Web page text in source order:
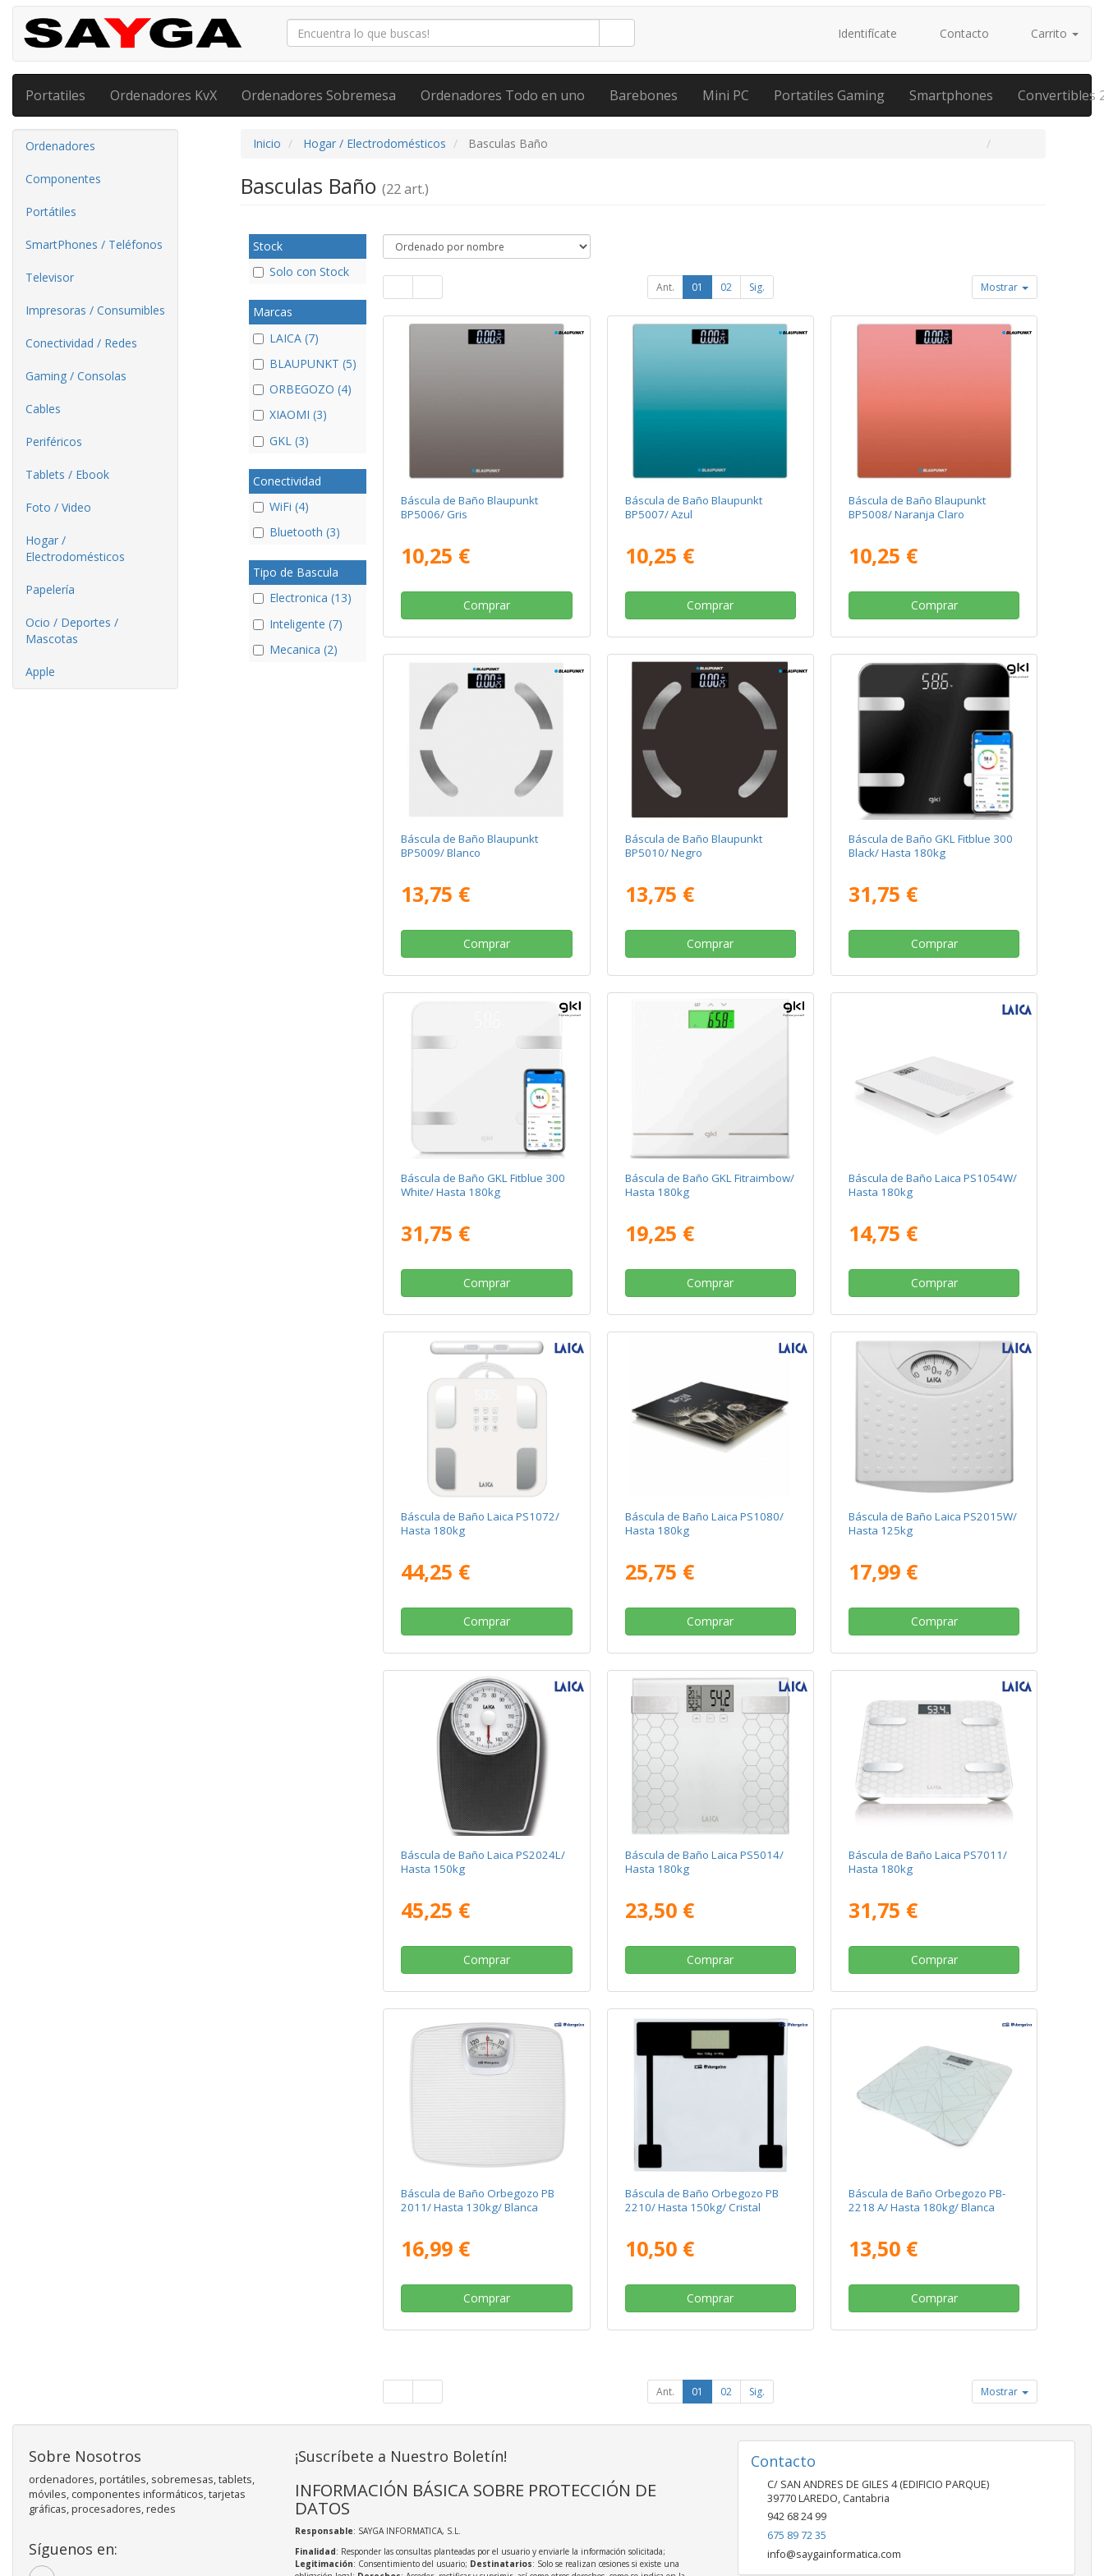
Identifícate Contacto Carrito
Portatiles Ordenadores KvX Ordenadores Sobremesa Ordenadores Todo en uno Barebones Mini PC Portatiles Gaming Smartphones Convertibles
Ordenadores
Componentes
Portátiles
SmartPhones / Teléfonos
Televisor
Impresoras / Consumibles
Conectividad / Redes
Gaming / Consolas
Cables
Periféricos
Tablets / Ebook
Foto / Video
Hogar /
Electrodomésticos
Papelería
Ocio / Deportes /
Mascotas
Apple
Inicio Hogar / Electrodomésticos Basculas Baño
Basculas Baño (22 art.)
Stock
Solo con Stock
Marcas
LAICA (7)
BLAUPUNKT (5)
ORBEGOZO (4)
XIAOMI (3)
GKL (3)
Conectividad
WiFi (4)
Bluetooth (3)
Tipo de Bascula
Electronica (13)
Inteligente (7)
Mecanica (2)
Ant. 01 02 Sig. Mostrar
Báscula de Baño Blaupunkt
BP5006/ Gris
10,25 €
Comprar
Báscula de Baño Blaupunkt
BP5007/ Azul
10,25 €
Comprar
Báscula de Baño Blaupunkt
BP5008/ Naranja Claro
10,25 €
Comprar
Báscula de Baño Blaupunkt
BP5009/ Blanco
13,75 €
Comprar
Báscula de Baño Blaupunkt
BP5010/ Negro
13,75 €
Comprar
Báscula de Baño GKL Fitblue 300
Black/ Hasta 180kg
31,75 €
Comprar
Báscula de Baño GKL Fitblue 300
White/ Hasta 180kg
31,75 €
Comprar
Báscula de Baño GKL Fitraimbow/
Hasta 180kg
19,25 €
Comprar
Báscula de Baño Laica PS1054W/
Hasta 180kg
14,75 €
Comprar
Báscula de Baño Laica PS1072/
Hasta 180kg
44,25 €
Comprar
Báscula de Baño Laica PS1080/
Hasta 180kg
25,75 €
Comprar
Báscula de Baño Laica PS2015W/
Hasta 125kg
17,99 €
Comprar
Báscula de Baño Laica PS2024L/
Hasta 150kg
45,25 €
Comprar
Báscula de Baño Laica PS5014/
Hasta 180kg
23,50 €
Comprar
Báscula de Baño Laica PS7011/
Hasta 180kg
31,75 €
Comprar
Báscula de Baño Orbegozo PB
2011/ Hasta 130kg/ Blanca
16,99 €
Comprar
Báscula de Baño Orbegozo PB
2210/ Hasta 150kg/ Cristal
10,50 €
Comprar
Báscula de Baño Orbegozo PB-
2218 A/ Hasta 180kg/ Blanca
13,50 €
Comprar
Ant. 01 02 Sig. Mostrar
Sobre Nosotros
ordenadores, portátiles, sobremesas, tablets,
móviles, componentes informáticos, tarjetas
gráficas, procesadores, redes
Síguenos en:
¡Suscríbete a Nuestro Boletín!
INFORMACIÓN BÁSICA SOBRE PROTECCIÓN DE
DATOS
Responsable: SAYGA INFORMATICA, S.L.
Finalidad: Responder las consultas planteadas por el usuario y enviarle la información solicitada;
Legitimación: Consentimiento del usuario; Destinatarios: Solo se realizan cesiones si existe una
Contacto
C/ SAN ANDRES DE GILES 4 (EDIFICIO PARQUE)
39770LAREDO, Cantabria
942 68 24 99
675 89 72 35
info@saygainformatica.com